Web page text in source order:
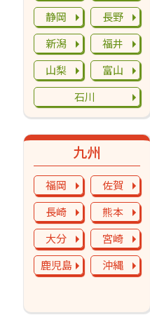
九州
福岡
佐賀
長崎
熊本
大分
宮崎
鹿児島
沖縄
静岡
長野
新潟
福井
山梨
富山
石川